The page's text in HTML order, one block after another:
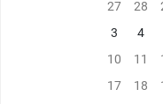
27 28
3
4
10
11
17
18